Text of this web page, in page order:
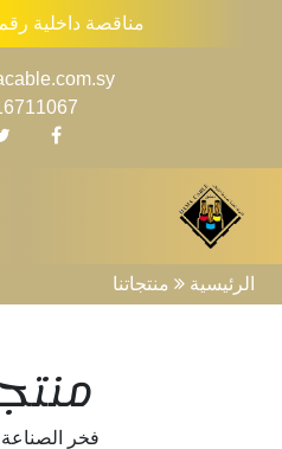
مناقصة داخلية رقم 6/2025 للمرة
الرئيسية منتجاتنا
فخر